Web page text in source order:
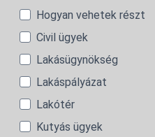
Hogyan vehetek részt
Civil ügyek
Lakásügynökség
Lakáspályázat
Lakótér
Kutyás ügyek